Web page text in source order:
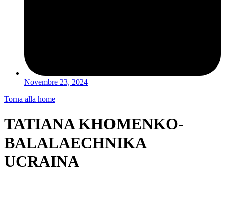
Novembre 23, 2024
Torna alla home
TATIANA KHOMENKO-
BALALAECHNIKA
UCRAINA